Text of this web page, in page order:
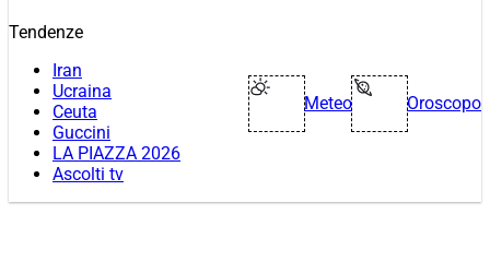
Tendenze
Iran
Ucraina
Ceuta
Guccini
LA PIAZZA 2026
Ascolti tv
Meteo Oroscopo